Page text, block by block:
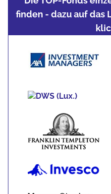
finden - dazu auf das